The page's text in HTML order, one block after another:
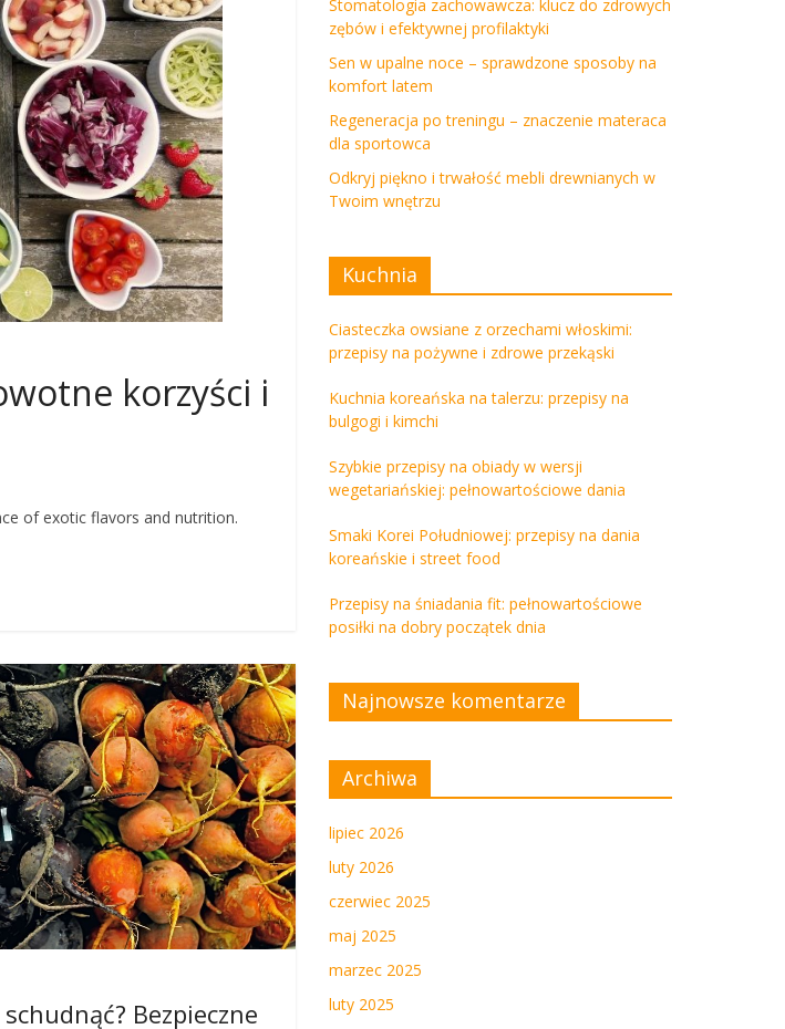
korzyści i
of exotic flavors and nutrition.
schudnąć? Bezpieczne
Stomatologia zachowawcza: klucz do zdrowych
zębów i efektywnej profilaktyki
Sen w upalne noce – sprawdzone sposoby na
komfort latem
Regeneracja po treningu – znaczenie materaca
dla sportowca
Odkryj piękno i trwałość mebli drewnianych w
Twoim wnętrzu
Kuchnia
Ciasteczka owsiane z orzechami włoskimi:
przepisy na pożywne i zdrowe przekąski
Kuchnia koreańska na talerzu: przepisy na
bulgogi i kimchi
Szybkie przepisy na obiady w wersji
wegetariańskiej: pełnowartościowe dania
Smaki Korei Południowej: przepisy na dania
koreańskie i street food
Przepisy na śniadania fit: pełnowartościowe
posiłki na dobry początek dnia
Najnowsze komentarze
Archiwa
lipiec 2026
luty 2026
czerwiec 2025
maj 2025
marzec 2025
luty 2025